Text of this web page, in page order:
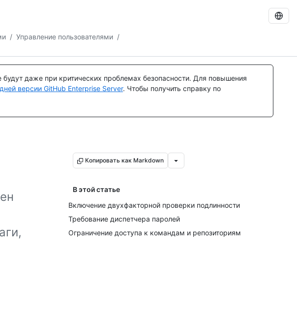
/ Управление пользователями /
будут даже при критических проблемах безопасности. Для повышения
версии GitHub Enterprise Server. Чтобы получить справку по
Копировать как Markdown
В этой статье
Включение двухфакторной проверки подлинности
Требование диспетчера паролей
Ограничение доступа к командам и репозиториям